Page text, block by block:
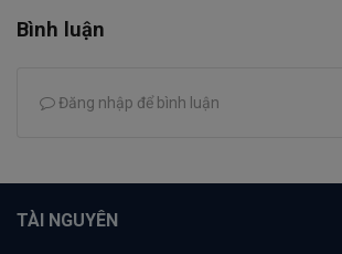
Bình luận
Đăng nhập để bình luận
TÀI NGUYÊN